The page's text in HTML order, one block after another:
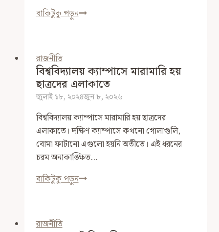
বাকিটুকু পড়ুনসরকার,
আন্দোলনকারী
ছাত্র-
ছাত্রীদের
কিছু
জরুরী
কথা
রাজনীতি
বিশ্ববিদ্যালয় ক্যাম্পাসে মারামারি হয়
ছাত্রদের এলাকাতে
জুলাই ১৮, ২০২৪জুন ৮, ২০২৬
বিশ্ববিদ্যালয় ক্যাম্পাসে মারামারি হয় ছাত্রদের
এলাকাতে। দক্ষিণ ক্যাম্পাসে কখনো গোলাগুলি,
বোমা ফাটানো এগুলো হয়নি অতীতে। এই ধরনের
চরম অনাকাঙ্ক্ষিত…
বাকিটুকু পড়ুনবিশ্ববিদ্যালয়
রাজনীতি